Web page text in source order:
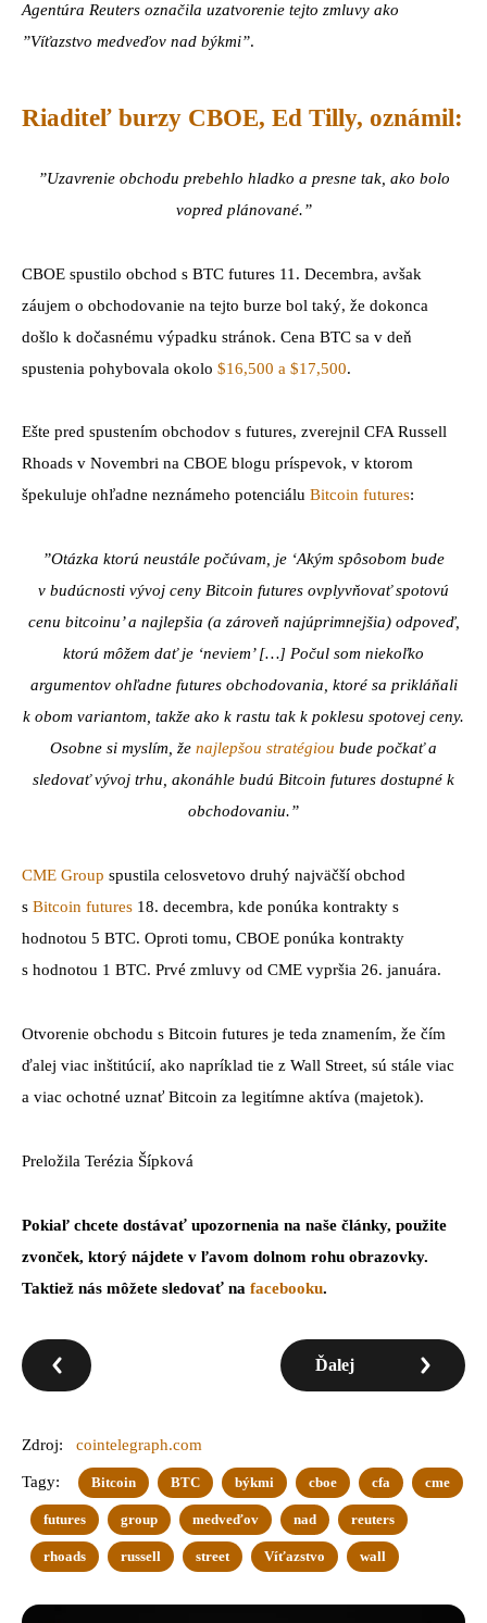
Agentúra Reuters označila uzatvorenie tejto zmluvy ako
”Víťazstvo medveďov nad býkmi”.
Riaditeľ burzy CBOE, Ed Tilly, oznámil:
”Uzavrenie obchodu prebehlo hladko a presne tak, ako bolo
vopred plánované.”
CBOE spustilo obchod s BTC futures 11. Decembra, avšak
záujem o obchodovanie na tejto burze bol taký, že dokonca
došlo k dočasnému výpadku stránok. Cena BTC sa v deň
spustenia pohybovala okolo $16,500 a $17,500.
Ešte pred spustením obchodov s futures, zverejnil CFA Russell
Rhoads v Novembri na CBOE blogu príspevok, v ktorom
špekuluje ohľadne neznámeho potenciálu Bitcoin futures:
”Otázka ktorú neustále počúvam, je ‘Akým spôsobom bude
v budúcnosti vývoj ceny Bitcoin futures ovplyvňovať spotovú
cenu bitcoinu’ a najlepšia (a zároveň najúprimnejšia) odpoveď,
ktorú môžem dať je ‘neviem’ […] Počul som niekoľko
argumentov ohľadne futures obchodovania, ktoré sa prikláňali
k obom variantom, takže ako k rastu tak k poklesu spotovej ceny.
Osobne si myslím, že najlepšou stratégiou bude počkať a
sledovať vývoj trhu, akonáhle budú Bitcoin futures dostupné k
obchodovaniu.”
CME Group spustila celosvetovo druhý najväčší obchod
s Bitcoin futures 18. decembra, kde ponúka kontrakty s
hodnotou 5 BTC. Oproti tomu, CBOE ponúka kontrakty
s hodnotou 1 BTC. Prvé zmluvy od CME vypršia 26. januára.
Otvorenie obchodu s Bitcoin futures je teda znamením, že čím
ďalej viac inštitúcií, ako napríklad tie z Wall Street, sú stále viac
a viac ochotné uznať Bitcoin za legitímne aktíva (majetok).
Preložila Terézia Šípková
Pokiaľ chcete dostávať upozornenia na naše články, použite
zvonček, ktorý nájdete v ľavom dolnom rohu obrazovky.
Taktiež nás môžete sledovať na facebooku.
Ďalej
Zdroj: cointelegraph.com
Tagy: Bitcoin BTC býkmi cboe cfa cme
futures group medveďov nad reuters
rhoads russell street Víťazstvo wall